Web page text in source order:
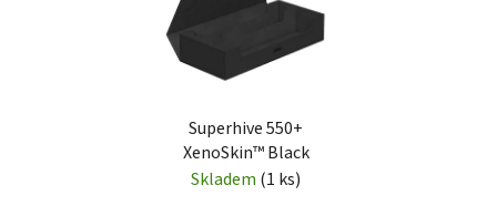
Superhive 550+
XenoSkin™ Black
Skladem (1 ks)